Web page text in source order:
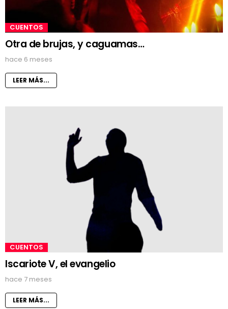
CUENTOS
Otra de brujas, y caguamas…
hace 6 meses
LEER MÁS...
CUENTOS
Iscariote V, el evangelio
hace 7 meses
LEER MÁS...